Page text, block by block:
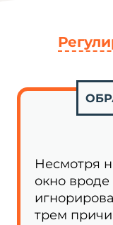
Несмотря
окно
трем